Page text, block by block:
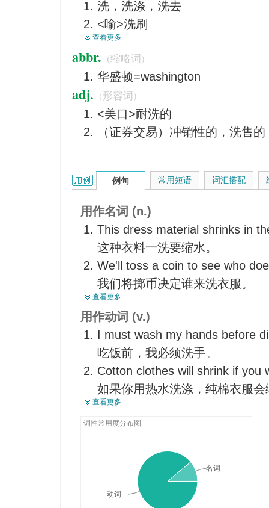
【地】（水流的）冲积物，冲积
洗涤剂
洗，洗涤，冲洗，沐浴
废液，泔水
沼泽，泥塘，浅水湾，洼地
<美>干河床
水的奔流，汹涌，水的撞击，
味淡的液体食品，淡酒，淡饮料
薄涂层，涂料
洗，洗涤，洗去
<喻>洗刷
使湿，使浸透，使湿透
（猫等）舔净
镀金属薄层于
冲洗，弄湿（伤口等）
（光）布满，弥漫于
漫过，流过，（被浪花等）拍
【化】洗涤
使打旋
洗澡，洗脸，洗手
耐洗
用作洗涤剂
粉刷，涂（漆、颜料）于
<英口>（常用在疑问和否定句
住脚
【矿】洗（矿）
使人接受，令人相信
查看更多
abbr. (缩略词)
华盛顿=washington
adj. (形容词)
<美口>耐洗的
（证券交易）冲销性的，洗售的
wash的用法和样例：
例句
用作名词 (n.)
This dress material shrinks in
这种衣料一洗要缩水。
We'll toss a coin to see who
我们将掷币决定谁来洗衣服。
She has a large wash this week.
这星期她有大量衣服要洗。
Silk clothing should not use
丝绸衣物不宜用洗衣机洗涤。
Cheap clothes tend to fall
便宜衣物洗涤时容易破碎。
查看更多
用作动词 (v.)
I must wash my hands before
吃饭前，我必须洗手。
Cotton clothes will shrink if you
如果你用热水洗涤，纯棉衣服会
I am afraid you must wash out
恐怕你必须洗掉这个污渍。
查看更多
词性常用度分布图
动词
名词
常用短语 词汇搭配